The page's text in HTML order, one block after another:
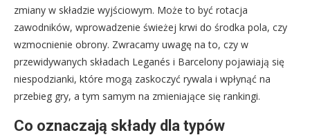
zmiany w składzie wyjściowym. Może to być rotacja
zawodników, wprowadzenie świeżej krwi do środka pola, czy
wzmocnienie obrony. Zwracamy uwagę na to, czy w
przewidywanych składach Leganés i Barcelony pojawiają się
niespodzianki, które mogą zaskoczyć rywala i wpłynąć na
przebieg gry, a tym samym na zmieniające się rankingi.
Co oznaczają składy dla typów